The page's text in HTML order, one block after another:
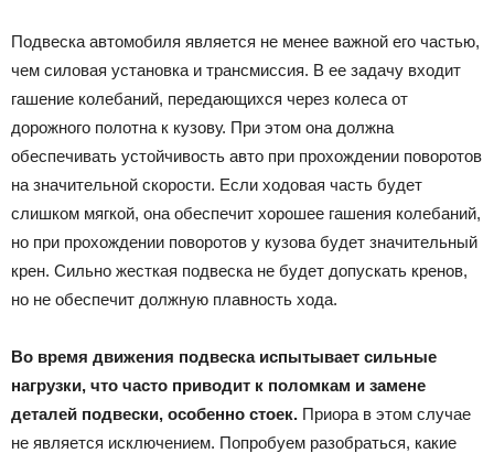
Подвеска автомобиля является не менее важной его частью,
чем силовая установка и трансмиссия. В ее задачу входит
гашение колебаний, передающихся через колеса от
дорожного полотна к кузову. При этом она должна
обеспечивать устойчивость авто при прохождении поворотов
на значительной скорости. Если ходовая часть будет
слишком мягкой, она обеспечит хорошее гашения колебаний,
но при прохождении поворотов у кузова будет значительный
крен. Сильно жесткая подвеска не будет допускать кренов,
но не обеспечит должную плавность хода.
Во время движения подвеска испытывает сильные
нагрузки, что часто приводит к поломкам и замене
деталей подвески, особенно стоек. Приора в этом случае
не является исключением. Попробуем разобраться, какие